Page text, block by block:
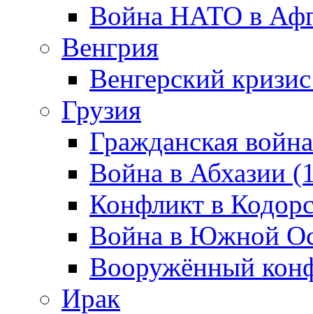
Война НАТО в
Венгрия
Венгерский
Грузия
Гражданская
Война в Абхазии
Конфликт в
Война в Южной
Вооружённый
Ирак